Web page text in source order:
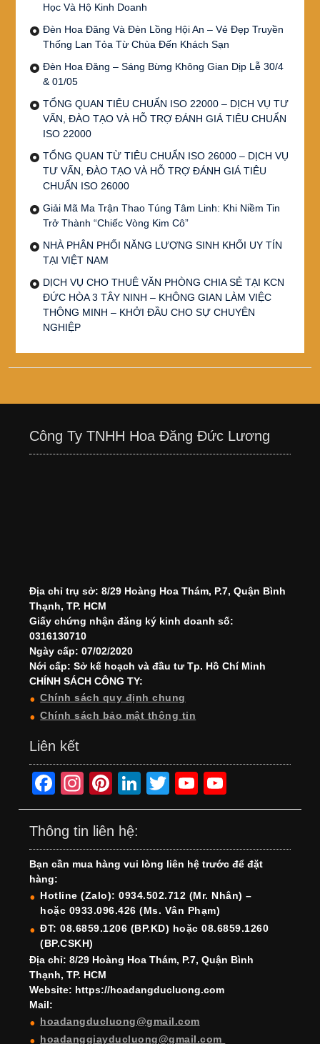
Học Và Hộ Kinh Doanh
Đèn Hoa Đăng Và Đèn Lồng Hội An – Vẻ Đẹp Truyền
Thống Lan Tỏa Từ Chùa Đến Khách Sạn
Đèn Hoa Đăng – Sáng Bừng Không Gian Dịp Lễ 30/4
& 01/05
TỔNG QUAN TIÊU CHUẨN ISO 22000 – DỊCH VỤ TƯ
VẤN, ĐÀO TẠO VÀ HỖ TRỢ ĐÁNH GIÁ TIÊU CHUẨN
ISO 22000
TỔNG QUAN TỪ TIÊU CHUẨN ISO 26000 – DỊCH VỤ
TƯ VẤN, ĐÀO TẠO VÀ HỖ TRỢ ĐÁNH GIÁ TIÊU
CHUẨN ISO 26000
Giải Mã Ma Trận Thao Túng Tâm Linh: Khi Niềm Tin
Trở Thành “Chiếc Vòng Kim Cô”
NHÀ PHÂN PHỐI NĂNG LƯỢNG SINH KHỐI UY TÍN
TẠI VIỆT NAM
DỊCH VỤ CHO THUÊ VĂN PHÒNG CHIA SẺ TẠI KCN
ĐỨC HÒA 3 TÂY NINH – KHÔNG GIAN LÀM VIỆC
THÔNG MINH – KHỞI ĐẦU CHO SỰ CHUYÊN
NGHIỆP
Công Ty TNHH Hoa Đăng Đức Lương
Địa chỉ trụ sở: 8/29 Hoàng Hoa Thám, P.7, Quận Bình
Thạnh, TP. HCM
Giấy chứng nhận đăng ký kinh doanh số:
0316130710
Ngày cấp: 07/02/2020
Nới cấp: Sở kế hoạch và đầu tư Tp. Hồ Chí Minh
CHÍNH SÁCH CÔNG TY:
Chính sách quy định chung
Chính sách bảo mật thông tin
Liên kết
F
a
c
e
b
o
o
k
In
st
a
gr
a
m
Pi
nt
er
e
st
Li
n
e
dI
n
T
wi
er
Y
o
T
u
b
e
o
T
u
b
e
h
Thông tin liên hệ:
Bạn cần mua hàng vui lòng liên hệ trước để đặt
hàng:
Hotline (Zalo): 0934.502.712 (Mr. Nhân) –
hoặc 0933.096.426 (Ms. Vân Phạm)
ĐT: 08.6859.1206 (BP.KD) hoặc 08.6859.1260
(BP.CSKH)
Địa chỉ: 8/29 Hoàng Hoa Thám, P.7, Quận Bình
Thạnh, TP. HCM
Website: https://hoadangducluong.com
Mail:
hoadangducluong@gmail.com
hoadanggiayducluong@gmail.com